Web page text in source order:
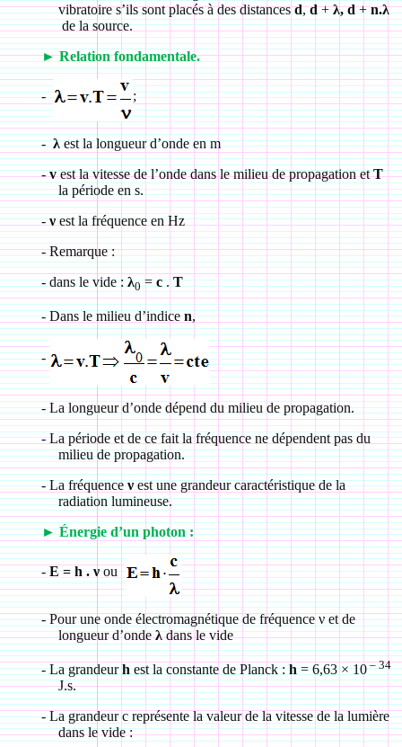
vibratoire s’ils sont placés à des distancesd,d+λ, d+n.λ
de la source.
► Relation fondamentale.
- ;
- λest la longueur d’onde en m
- vest la vitesse de l’onde dans le milieu de propagation etT
la période en s.
- νest la fréquence en Hz
- Remarque :
- dans le vide :λ0=c.T
- Dans le milieu d’indicen,
-
- La longueur d’onde dépend du milieu de propagation.
- La période et de ce fait la fréquence ne dépendent pas du
milieu de propagation.
- La fréquenceνest une grandeur caractéristique de la
radiation lumineuse.
► Énergie d’un photon :
- E = h . νou
- Pour une onde électromagnétique de fréquence ν et de
longueur d’ondeλdans le vide
- La grandeurhest la constante de Planck :h= 6,63×10– 34
J.s.
- La grandeur c représente la valeur de la vitesse de la lumière
dans le vide :